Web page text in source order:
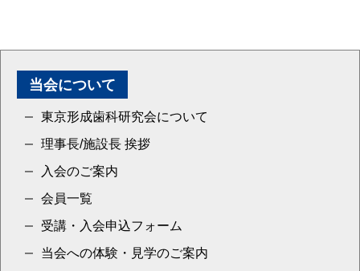
当会について
東京形成歯科研究会について
理事長/施設長 挨拶
入会のご案内
会員一覧
受講・入会申込フォーム
当会への体験・見学のご案内